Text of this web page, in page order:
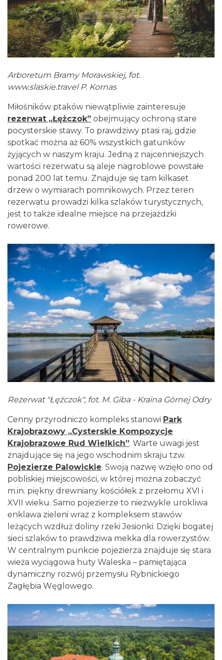
Arboretum Bramy Morawskiej, fot.
www.slaskie.travelP. Kornas
Miłośników ptaków niewątpliwie zainteresuje
rezerwat „Łężczok” obejmujący ochroną stare
pocysterskie stawy. To prawdziwy ptasi raj, gdzie
spotkać można aż 60% wszystkich gatunków
żyjących w naszym kraju. Jedną z najcenniejszych
wartości rezerwatu są aleje nagroblowe powstałe
ponad 200 lat temu. Znajduje się tam kilkaset
drzew o wymiarach pomnikowych. Przez teren
rezerwatu prowadzi kilka szlaków turystycznych,
jest to także idealne miejsce na przejażdżki
rowerowe.
Rezerwat "Łężczok", fot. M. Giba - Kraina Górnej Odry
Cenny przyrodniczo kompleks stanowi Park
Krajobrazowy „Cysterskie Kompozycje
Krajobrazowe Rud Wielkich”. Warte uwagi jest
znajdujące się na jego wschodnim skraju tzw.
Pojezierze Palowickie. Swoją nazwę wzięło ono od
pobliskiej miejscowości, w której można zobaczyć
m.in. piękny drewniany kościółek z przełomu XVI i
XVII wieku. Samo pojezierze to niezwykle urokliwa
enklawa zieleni wraz z kompleksem stawów
leżących wzdłuż doliny rzeki Jesionki. Dzięki bogatej
sieci szlaków to prawdziwa mekka dla rowerzystów.
W centralnym punkcie pojezierza znajduje się stara
wieża wyciągowa huty Waleska – pamiętająca
dynamiczny rozwój przemysłu Rybnickiego
Zagłębia Węglowego.